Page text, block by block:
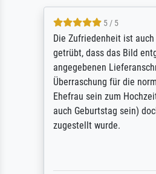
5 / 5
Die Zufriedenheit ist auch
getrübt, dass das Bild
angegebenen
Überraschung für die
Ehefrau sein zum
auch Geburtstag sein)
zugestellt wurde.